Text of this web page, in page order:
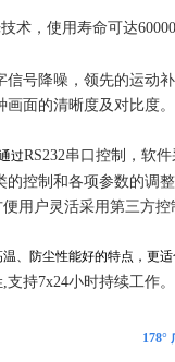
术，使用寿命可达
信号降噪，领先的运动
面的清晰度及对比度。
过RS232串口控制，软
的控制和各项参数的调
便用户灵活采用第三方
、防尘性能好的特点，更
,支持7x24小时持续工作。
178°